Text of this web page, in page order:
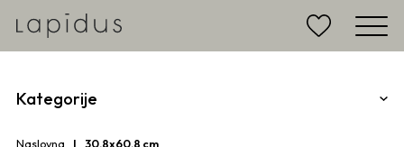
Kategorije
Naslovna 30,8x60,8 cm